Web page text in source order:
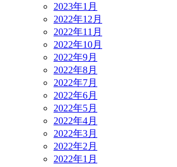
2023年1月
2022年12月
2022年11月
2022年10月
2022年9月
2022年8月
2022年7月
2022年6月
2022年5月
2022年4月
2022年3月
2022年2月
2022年1月